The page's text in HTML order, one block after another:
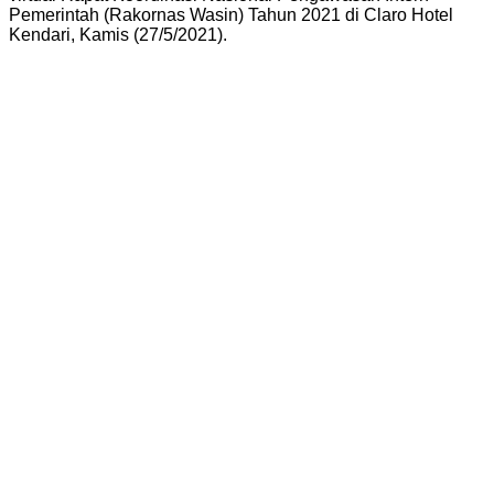
Pemerintah (Rakornas Wasin) Tahun 2021 di Claro Hotel
Kendari, Kamis (27/5/2021).